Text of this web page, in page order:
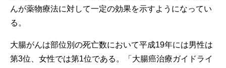
んが薬物療法に対して一定の効果を示すようになってい
る。
大腸がんは部位別の死亡数において平成19年には男性は
第3位、女性では第1位である。「大腸癌治療ガイドライ